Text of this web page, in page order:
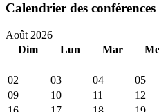
Calendrier des conférences
Août 2026
Dim
Lun Mar
02
03 04 05
09
10 11 12